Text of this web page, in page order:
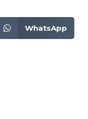
WhatsApp